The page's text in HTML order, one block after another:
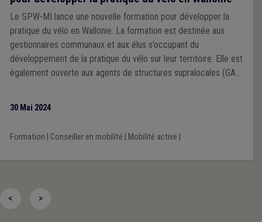
Le SPW-MI lance une nouvelle formation pour développer la
pratique du vélo en Wallonie. La formation est destinée aux
gestionnaires communaux et aux élus s’occupant du
développement de la pratique du vélo sur leur territoire. Elle est
également ouverte aux agents de structures supralocales (GAL,
30 Mai 2024
Formation Conseiller en mobilité Mobilité active
< >